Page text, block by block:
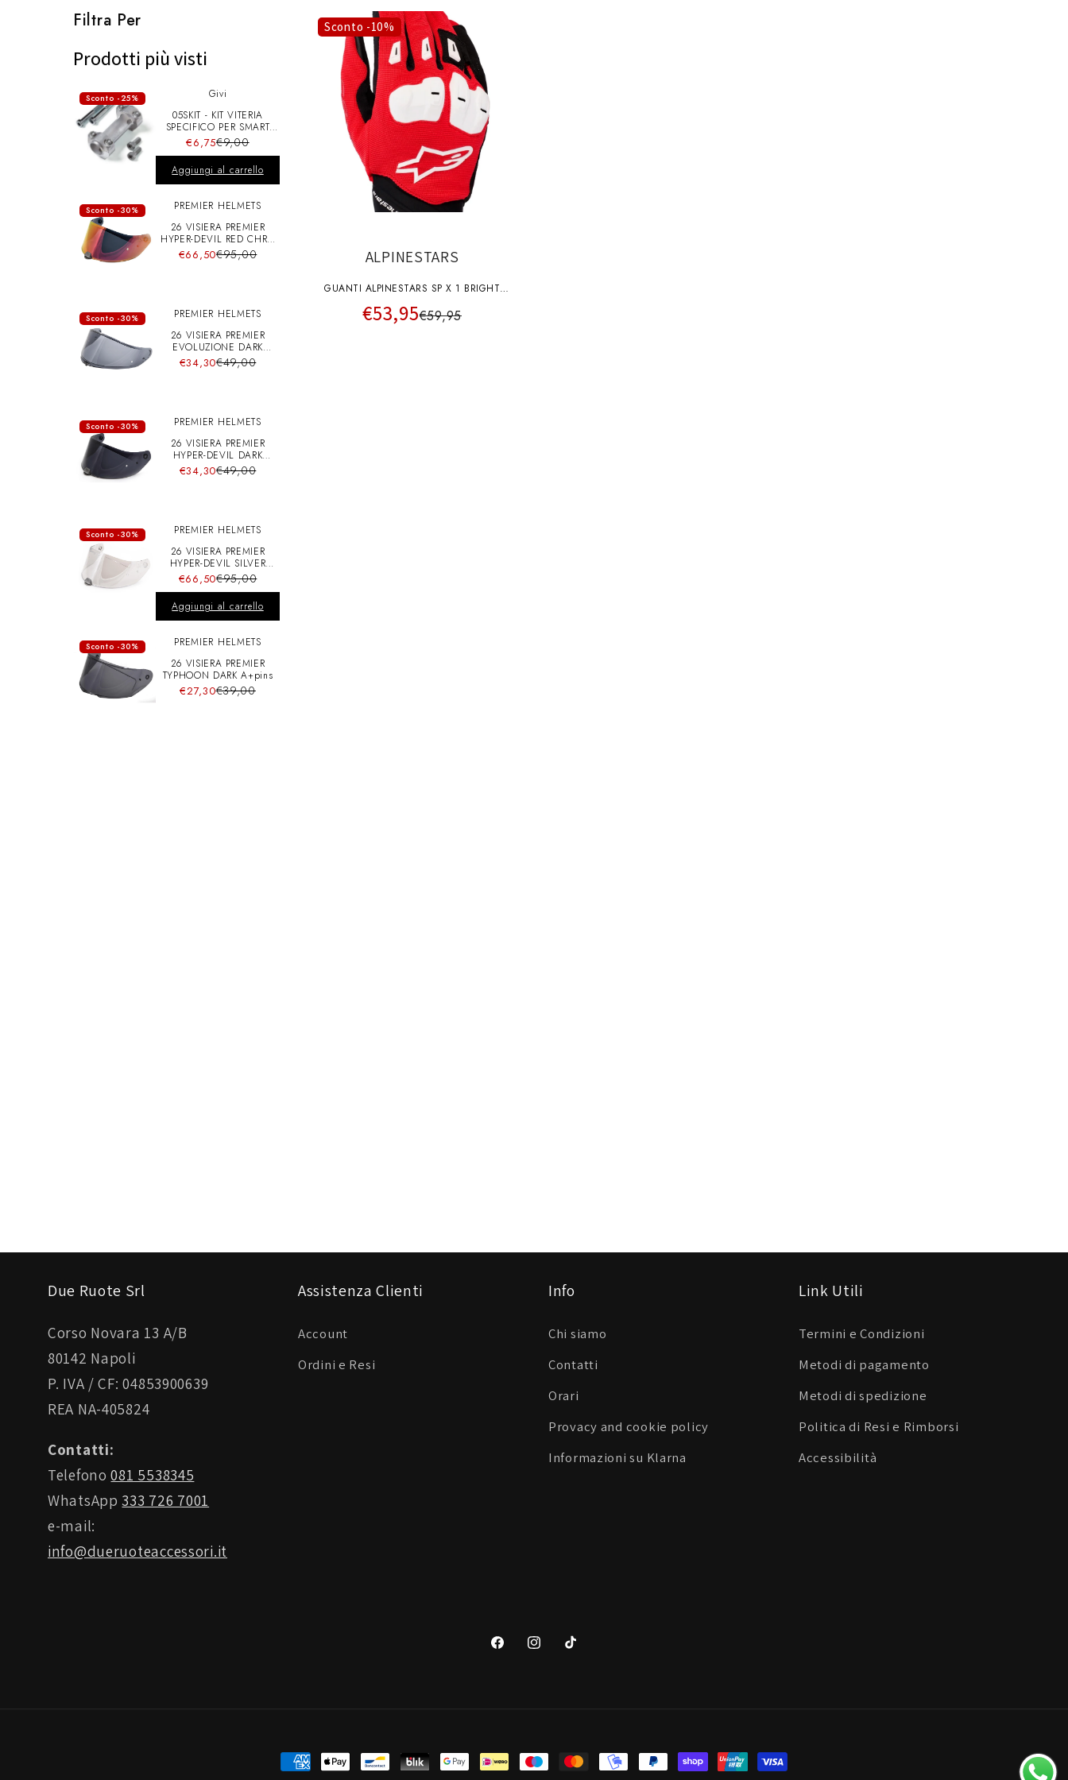
Filtra Per
Prodotti più visti
Sconto -25%
Givi
05SKIT - KIT VITERIA
SPECIFICO PER SMART
BAR S900A
€6,75€9,00
Aggiungi al carrello
Sconto -30%
PREMIER HELMETS
26 VISIERA PREMIER
HYPER-DEVIL RED CHRO
A+pins
€66,50€95,00
Sconto -30%
PREMIER HELMETS
26 VISIERA PREMIER
EVOLUZIONE DARK
A+pins
€34,30€49,00
Sconto -30%
PREMIER HELMETS
26 VISIERA PREMIER
HYPER-DEVIL DARK
A+pins
€34,30€49,00
Sconto -30%
PREMIER HELMETS
26 VISIERA PREMIER
HYPER-DEVIL SILVER
CHRO A+pins
€66,50€95,00
Aggiungi al carrello
Sconto -30%
PREMIER HELMETS
26 VISIERA PREMIER
TYPHOON DARK A+pins
€27,30€39,00
Sconto -10%
ALPINESTARS
GUANTI ALPINESTARS SP X 1 BRIGHT
ROSSI BIANCHI NERI
€53,95€59,95
Due Ruote Srl
Corso Novara 13 A/B
80142 Napoli
P. IVA / CF: 04853900639
REA NA-405824
Contatti:
Telefono081 5538345
WhatsApp 333 726 7001
e-mail:
info@dueruoteaccessori.it
Assistenza Clienti
Account
Ordini e Resi
Info
Chi siamo
Contatti
Orari
Provacy and cookie policy
Informazioni su Klarna
Link Utili
Termini e Condizioni
Metodi di pagamento
Metodi di spedizione
Politica di Resi e Rimborsi
Accessibilità
FacebookInstagramTikTok
Metodi